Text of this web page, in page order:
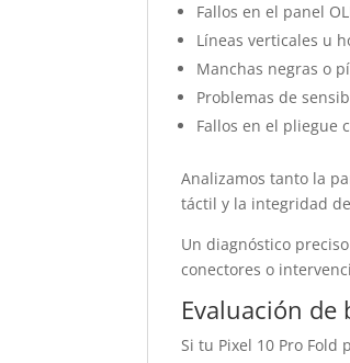
Fallos en el panel
Líneas verticales u
Manchas negras o
Problemas de
Fallos en el pliegue
Analizamos tanto la
táctil y la integridad
Un diagnóstico
conectores o
Evaluación de
Si tu Pixel 10 Pro